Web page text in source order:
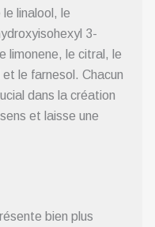
linalool, le
3-
limonene, le citral, le
et le farnesol. Chacun
dans la création
et laisse une
bien plus